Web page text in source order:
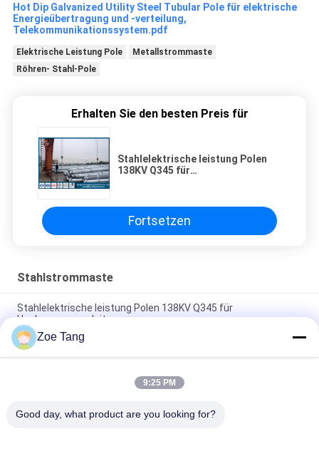
Hot Dip Galvanized Utility Steel Tubular Pole für elektrische
Energieübertragung und -verteilung,
Telekommunikationssystem.pdf
Elektrische Leistung Pole
Metallstrommaste
Röhren- Stahl-Pole
Erhalten Sie den besten Preis für
Stahlelektrische leistung Polen
138KV Q345 für
Fortsetzen
Stahlstrommaste
Stahlelektrische leistung Polen 138KV Q345 für
Hochspannungsleitung
Achteckige Stahlstrommaste für Übertragungssystem Q235
3-12mm
Galvanisierter Gebrauchs- Stahl- Röhren-Pole für Electric
Zoe Tang
9:25 PM
Good day, what product are you looking for?